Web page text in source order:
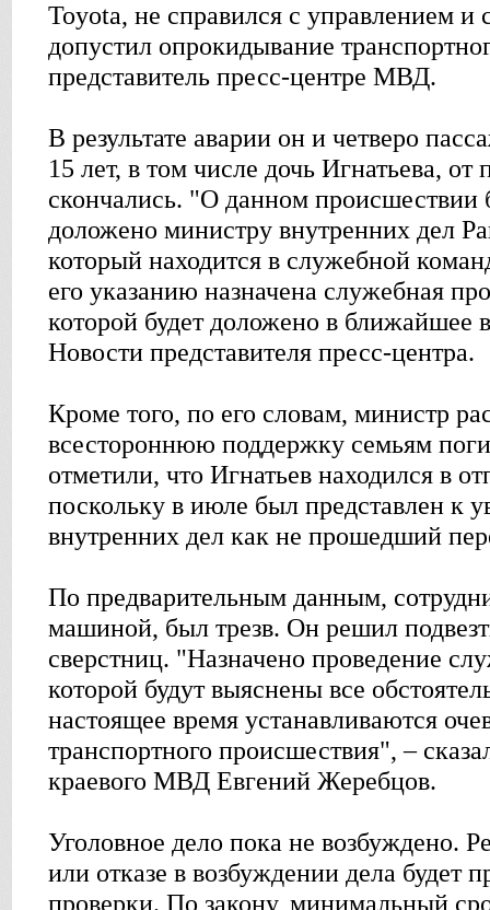
Toyota, не справился с управлением и
допустил опрокидывание
представитель пресс-центре МВД.
В результате аварии он и четверо
15 лет, в том числе дочь Игнатьева,
скончались. "О данном происшествии
доложено министру внутренних дел
который находится в служебной
его указанию назначена служебная
которой будет доложено в ближайшее
Новости представителя пресс-центра.
Кроме того, по его словам, министр
всестороннюю поддержку семьям
отметили, что Игнатьев находился в
поскольку в июле был представлен к
внутренних дел как не прошедший
По предварительным данным,
машиной, был трезв. Он решил
сверстниц. "Назначено проведение
которой будут выяснены все
настоящее время устанавливаются
транспортного происшествия", –
краевого МВД Евгений Жеребцов.
Уголовное дело пока не возбуждено.
или отказе в возбуждении дела будет
проверки. По закону, минимальный